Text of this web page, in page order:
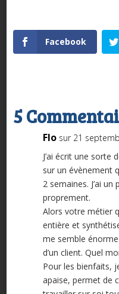
Facebook
5
Flo sur 21
J’ai écrit une sorte
sur un évènement
2 semaines. J’ai
proprement.
Alors votre métier
entière et
me semble
d’un client. Quel
Pour les bienfaits,
apaise, permet de